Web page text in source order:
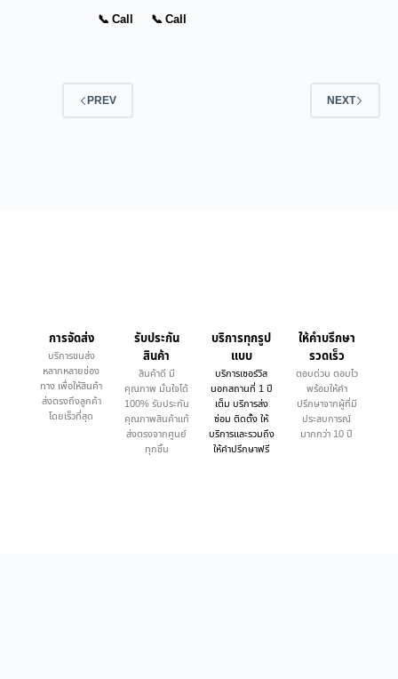
📞 Call 📞 Call
PREV NEXT
การจัดส่ง
บริการขนส่ง
หลากหลายช่อง
ทาง เพื่อให้สินค้า
ส่งตรงถึงลูกค้า
โดยเร็วที่สุด
รับประกัน
สินค้า
สินค้าดี มี
คุณภาพ มั่นใจได้
100% รับประกัน
คุณภาพสินค้าแท้
ส่งตรงจากศูนย์
ทุกชิ้น
บริการทุกรูป
แบบ
บริการเซอร์วิส
นอกสถานที่ 1 ปี
เต็ม บริการส่ง
ซ่อม ติดตั้ง ให้
บริการและรวมถึง
ให้คำปรึกษาฟรี
ให้คำบรึกษา
รวดเร็ว
ตอบด่วน ตอบไว
พร้อมให้คำ
ปรึกษาจากผู้ที่มี
ประสบการณ์
มากกว่า 10 ปี